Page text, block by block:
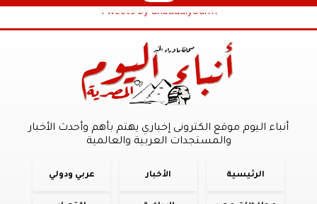
Tweets by anbaaalyoum1
أنباء اليوم موقع الكترونى إخباري يهتم بأهم وأحدث الأخبار
والمستجدات العربية والعالمية
الرئيسية الأخبار عربي ودولي